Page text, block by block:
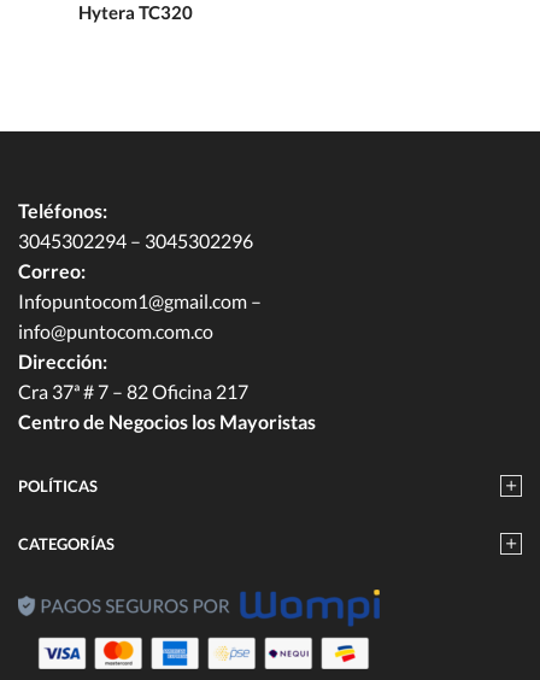
Hytera TC320
Teléfonos:
3045302294 – 3045302296
Correo:
Infopuntocom1@gmail.com –
info@puntocom.com.co
Dirección:
Cra 37ª # 7 – 82 Oficina 217
Centro de Negocios los Mayoristas
POLÍTICAS
CATEGORÍAS